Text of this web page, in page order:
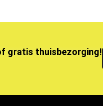
gratis thuisbezorging!